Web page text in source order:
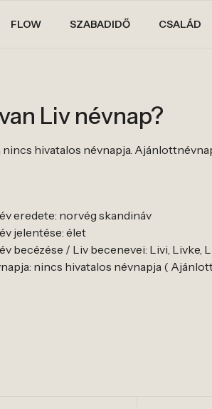
FLOW SZABADIDŐ CSALÁD
Liv névnap?
hivatalos névnapja.
eredete: norvég skandináv
jelentése: élet
becézése / Liv becenevei: Livi, Livke,
nincs hivatalos névnapja ( Ajánlott